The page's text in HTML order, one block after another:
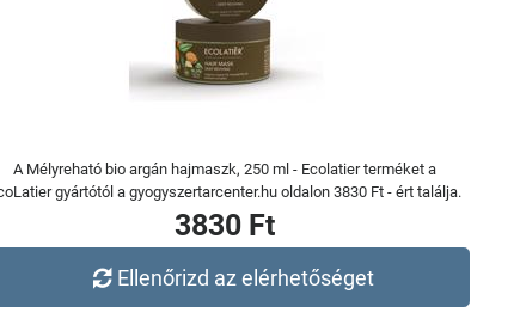
A Mélyreható bio argán hajmaszk, 250 ml - Ecolatier terméket a
gyártótól a gyogyszertarcenter.hu oldalon 3830 Ft - ért találja.
3830 Ft
Ellenőrizd az elérhetőséget